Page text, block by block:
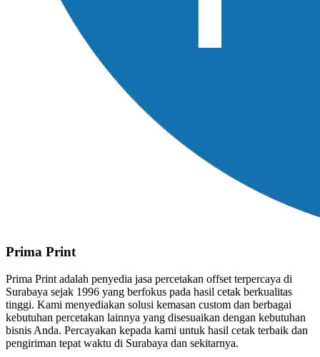
Prima Print
Prima Print adalah penyedia jasa percetakan offset terpercaya di
Surabaya sejak 1996 yang berfokus pada hasil cetak berkualitas
tinggi. Kami menyediakan solusi kemasan custom dan berbagai
kebutuhan percetakan lainnya yang disesuaikan dengan kebutuhan
bisnis Anda. Percayakan kepada kami untuk hasil cetak terbaik dan
pengiriman tepat waktu di Surabaya dan sekitarnya.